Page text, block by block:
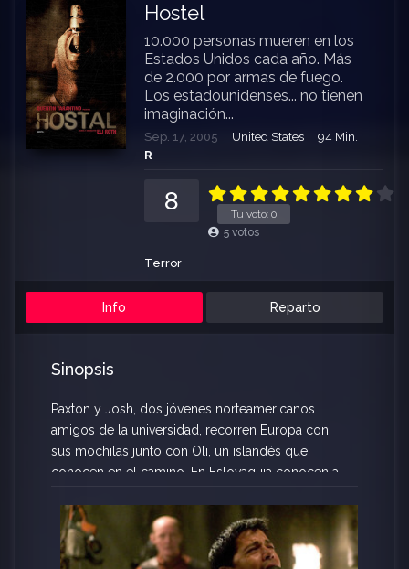
Hostel
10.000 personas mueren en los
Estados Unidos cada año. Más
de 2.000 por armas de fuego.
Los estadounidenses... no tienen
imaginación...
Sep. 17, 2005 United States
94 Min.
R
Tu voto: 0
8
5 votos
Terror
Info Reparto
Sinopsis
Paxton y Josh, dos jóvenes norteamericanos
amigos de la universidad, recorren Europa con
sus mochilas junto con Oli, un islandés que
conocen en el camino. En Eslovaquia conocen a
que se distraen…. para aparecer atrapados en un
siniestro y lúgubre sitio. Su angustiosa situación,
como descubrirán más tarde, es tan profunda